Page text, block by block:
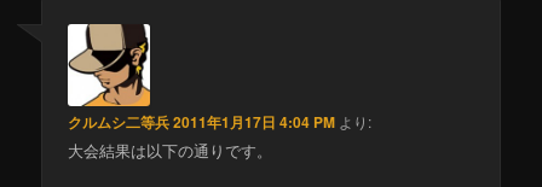
クルムシ二等兵2011年1月17日 4:04 PM より:
大会結果は以下の通りです。